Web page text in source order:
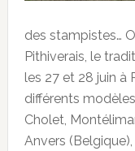
des stampistes…
Pithiverais, le
les 27 et 28 juin à
différents
Cholet,
Anvers